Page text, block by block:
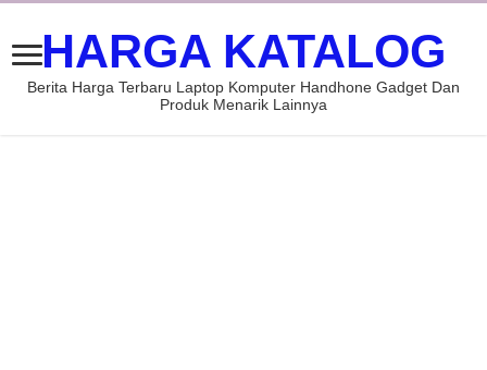
HARGA KATALOG
Berita Harga Terbaru Laptop Komputer Handhone Gadget Dan
Produk Menarik Lainnya